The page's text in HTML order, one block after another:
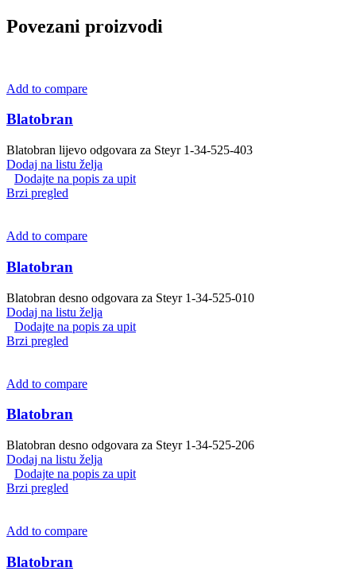
Povezani proizvodi
Add to compare
Blatobran
Blatobran lijevo odgovara za Steyr 1-34-525-403
Dodaj na listu želja
Dodajte na popis za upit
Brzi pregled
Add to compare
Blatobran
Blatobran desno odgovara za Steyr 1-34-525-010
Dodaj na listu želja
Dodajte na popis za upit
Brzi pregled
Add to compare
Blatobran
Blatobran desno odgovara za Steyr 1-34-525-206
Dodaj na listu želja
Dodajte na popis za upit
Brzi pregled
Add to compare
Blatobran